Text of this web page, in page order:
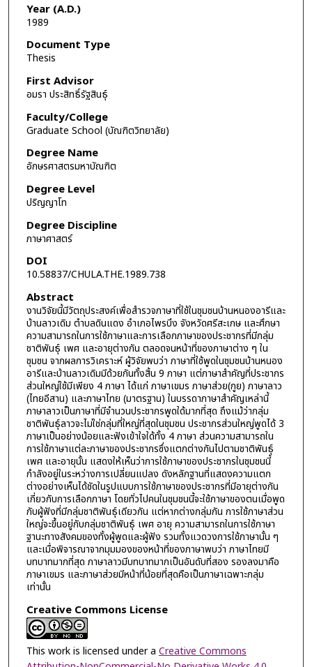
Year (A.D.)
1989
Document Type
Thesis
First Advisor
อมรา ประสิทธิ์รัฐสินธุ์
Faculty/College
Graduate School (บัณฑิตวิทยาลัย)
Degree Name
อักษรศาสตรมหาบัณฑิต
Degree Level
ปริญญาโท
Degree Discipline
ภาษาศาสตร์
DOI
10.58837/CHULA.THE.1989.738
Abstract
งานวิจัยนี้มีวัตถุประสงค์เพื่อสำรวจภาษาที่ใช้ในชุมชนบ้านหนองอารีและ
บ้านลาวเดิม ตำบลดินแดง อำเภอไพรบึง จังหวัดศรีสะเกษ และศึกษา
ความสามารถในการใช้ภาษาและการเลือกภาษาของประชากรที่มีกลุ่ม
ชาติพันธุ์ เพศ และอายุต่างกัน ตลอดจนหน้าที่ของภาษาต่าง ๆ ใน
ชุมชน จากผลการวิเคราะห์ ผู้วิจัยพบว่า ภาษาที่ใช้พูดในชุมชนบ้านหนอง
อารีและบ้านลาวเดิมมีด้วยกันทั้งสิ้น 9 ภาษา แต่ภาษาสำคัญที่ประชากร
ส่วนใหญ่ใช้มีเพียง 4 ภาษา ได้แก่ ภาษาเขมร ภาษาส่วย(กูย) ภาษาลาว
(ไทยอีสาน) และภาษาไทย (มาตรฐาน) ในบรรดาภาษาสำคัญเหล่านี้
ภาษาลาวเป็นภาษาที่มีจำนวนประชากรพูดใด้มากที่สุด ถึงแม้ว่ากลุ่ม
ชาติพันธุ์ลาวจะไม่ใช่กลุ่มที่ใหญ่ที่สุดในชุมชน ประชากรส่วนใหญ่พูดได้ 3
ภาษาเป็นอย่างน้อยและฟังเข้าใจใด้ทั้ง 4 ภาษา ส่วนความสามารถใน
การใช้ภาษาแต่ละภาษาของประชากรซึ่งแตกต่างกันไปตามชาติพันธุ์
เพศ และอายุนั้น แสดงให้เห็นว่าการใช้ภาษาของประชากรในชุมชนนี้
กำลังอยู่ในระหว่างการเปลี่ยนแปลง ดังหลักฐานที่แสดงความแตก
ต่างอย่างเห็นได้ชัดในรูปแบบการใช้ภาษาของประชากรที่มีอายุต่างกัน
เกี่ยวกับการเลือกภาษา โดยทั่วไปคนในชุมชนนี้จะใช้ภาษาของตนเมื่อพูด
กับผู้ฟังที่มีกลุ่มชาติพันธุ์เดียวกัน แต่หากต่างกลุ่มกัน การใช้ภาษาส่วน
ใหญ่จะขึ้นอยู่กับกลุ่มชาติพันธุ์ เพศ อายุ ความสามารถในการใช้ภาษา
ฐานะทางสังคมของทั้งผู้พูดและผู้ฟัง รวมทั้งแวดวงการใช้ภาษานั้น ๆ
และเมื่อพิจารณาจากมุมมองของหน้าที่ของภาษาพบว่า ภาษาไทยมี
บทบาทมากที่สุด ภาษาลาวมีบทบาทมากเป็นอันดับที่สอง รองลงมาคือ
ภาษาเขมร และภาษาส่วยมีหน้าที่น้อยที่สุดคือเป็นภาษาเฉพาะกลุ่ม
เท่านั้น
Creative Commons License
This work is licensed under a Creative Commons